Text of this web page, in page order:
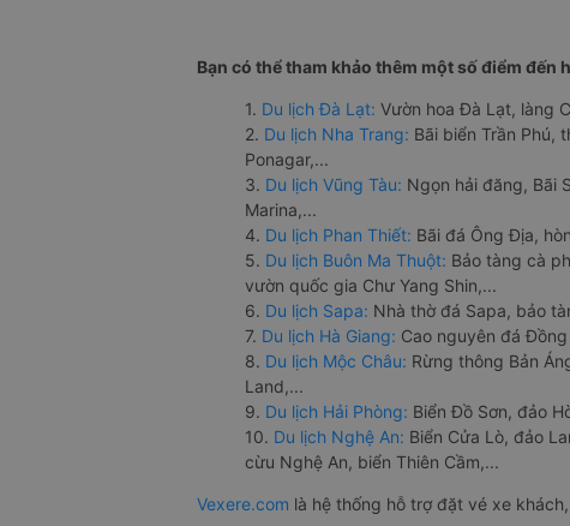
Bạn có thể tham khảo thêm một số điểm đến
1. Du lịch Đà Lạt: Vườn hoa Đà Lạt, làng
2. Du lịch Nha Trang: Bãi biển Trần Phú,
Ponagar,...
3. Du lịch Vũng Tàu: Ngọn hải đăng, Bãi
Marina,...
4. Du lịch Phan Thiết: Bãi đá Ông Địa,
5. Du lịch Buôn Ma Thuột: Bảo tàng cà
vườn quốc gia Chư Yang Shin,...
6. Du lịch Sapa: Nhà thờ đá Sapa, bảo
7. Du lịch Hà Giang: Cao nguyên đá
8. Du lịch Mộc Châu: Rừng thông Bản
Land,...
9. Du lịch Hải Phòng: Biển Đồ Sơn, đảo
10. Du lịch Nghệ An: Biển Cửa Lò, đảo
cừu Nghệ An, biển Thiên Cầm,...
Vexere.com là hệ thống hỗ trợ đặt vé xe